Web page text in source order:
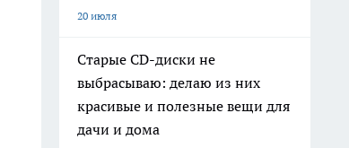
20 июля
Старые CD-диски не
выбрасываю: делаю из них
красивые и полезные вещи для
дачи и дома